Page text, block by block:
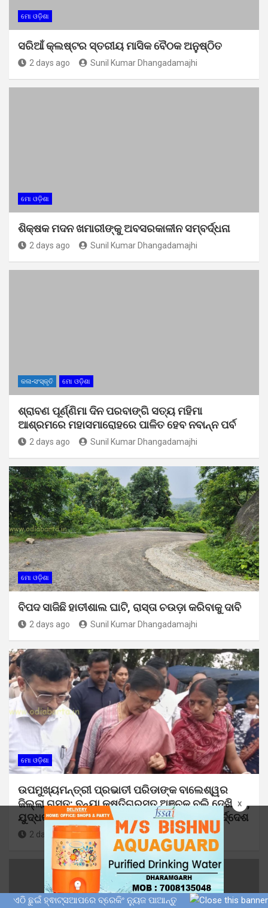
x
ମୋ ଓଡ଼ିଶା
ସରିଆଁ କ୍ଲଷ୍ଟର ସ୍ତରୀୟ ମାସିକ ବୈଠକ ଅନୁଷ୍ଠିତ
2 days ago Sunil Kumar Dhangadamajhi
ମୋ ଓଡ଼ିଶା
ଶିକ୍ଷକ ମଦନ ଖମାରୀଙ୍କୁ ଅବସରକାଳୀନ ସମ୍ବର୍ଦ୍ଧନା
2 days ago Sunil Kumar Dhangadamajhi
କଳା-ସଂସ୍କୃତି ମୋ ଓଡ଼ିଶା
ଶ୍ରାବଣ ପୂର୍ଣ୍ଣିମା ଦିନ ପରବାଙ୍ଗି ସତ୍ୟ ମହିମା
ଆଶ୍ରମରେ ମହାସମାରୋହରେ ପାଳିତ ହେବ ନବାନ୍ନ ପର୍ବ
2 days ago Sunil Kumar Dhangadamajhi
ମୋ ଓଡ଼ିଶା
ବିପଦ ସାଜିଛି ହାତୀଶାଲ ଘାଟି, ରାସ୍ତା ଚଉଡ଼ା କରିବାକୁ ଦାବି
2 days ago Sunil Kumar Dhangadamajhi
ମୋ ଓଡ଼ିଶା
ଉପମୁଖ୍ୟମନ୍ତ୍ରୀ ପ୍ରଭାତୀ ପରିଡାଙ୍କ ବାଲେଶ୍ୱର
ଜିଲ୍ଲା ଗସ୍ତ: ବନ୍ୟା କ୍ଷତିଗ୍ରସ୍ତ ଅଞ୍ଚଳ ବୁଲି ଦେଖିଲେ,
ଯୁଦ୍ଧକାଳୀନ ଭିତ୍ତିରେ ପୁନରୁଦ୍ଧାର ପାଇଁ ଦେଲେ ନିର୍ଦ୍ଦେଶ
2 days ago Sunil Kumar Dhangadamajhi
ଏଠି ଛୁଇଁ ହ୍ଵାଟ୍ସଆପରେ ବ୍ରେକିଂ ନ୍ୟୁଜ ପାଆନ୍ତୁ